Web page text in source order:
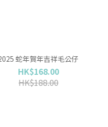
蛇年賀年吉祥毛公仔
HK$168.00
HK$188.00